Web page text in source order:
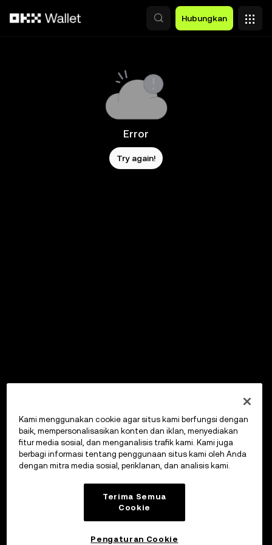
Hubungkan
Error
Try again!
Kami menggunakan cookie agar situs kami berfungsi dengan
baik, mempersonalisasikan konten dan iklan, menyediakan
fitur media sosial, dan menganalisis trafik kami. Kami juga
berbagi informasi tentang penggunaan situs kami oleh Anda
dengan mitra media sosial, periklanan, dan analisis kami.
Terima Semua
Cookie
Pengaturan Cookie